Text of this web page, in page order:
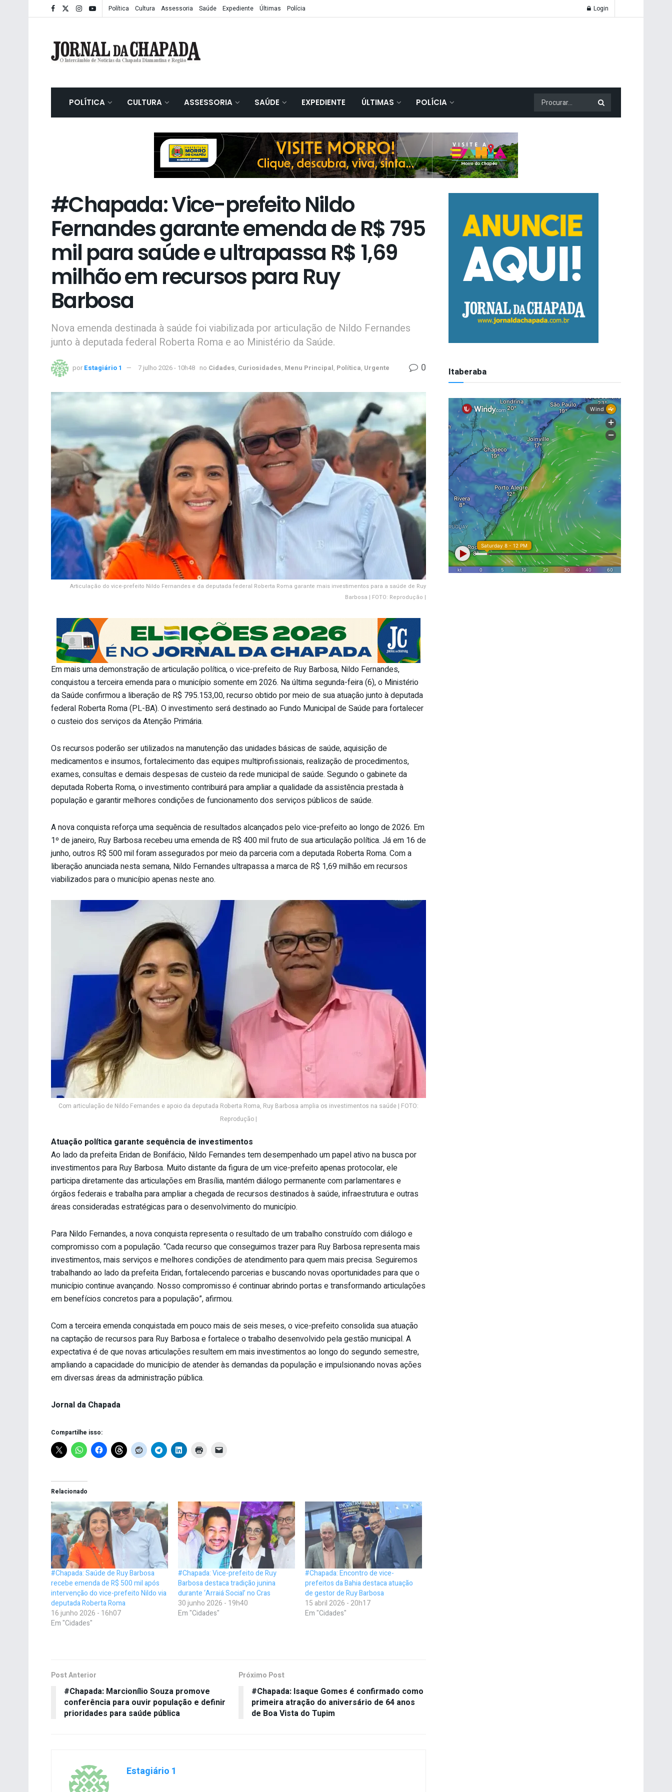
Política Cultura Assessoria Saúde Expediente Últimas Polícia Login
POLÍTICA CULTURA ASSESSORIA SAÚDE EXPEDIENTE ÚLTIMAS POLÍCIA
#Chapada: Vice-prefeito Nildo
Fernandes garante emenda de R$ 795
mil para saúde e ultrapassa R$ 1,69
milhão em recursos para Ruy
Barbosa
Nova emenda destinada à saúde foi viabilizada por articulação de Nildo Fernandes
junto à deputada federal Roberta Roma e ao Ministério da Saúde.
por Estagiário 1 7 julho 2026 - 10h48 no Cidades, Curiosidades, Menu Principal, Política, Urgente 0
Articulação do vice-prefeito Nildo Fernandes e da deputada federal Roberta Roma garante mais investimentos para a saúde de Ruy
Barbosa | FOTO: Reprodução |
Em mais uma demonstração de articulação política, o vice-prefeito de Ruy Barbosa, Nildo Fernandes,
conquistou a terceira emenda para o município somente em 2026. Na última segunda-feira (6), o Ministério
da Saúde confirmou a liberação de R$ 795.153,00, recurso obtido por meio de sua atuação junto à deputada
federal Roberta Roma (PL-BA). O investimento será destinado ao Fundo Municipal de Saúde para fortalecer
o custeio dos serviços da Atenção Primária.
Os recursos poderão ser utilizados na manutenção das unidades básicas de saúde, aquisição de
medicamentos e insumos, fortalecimento das equipes multiprofissionais, realização de procedimentos,
exames, consultas e demais despesas de custeio da rede municipal de saúde. Segundo o gabinete da
deputada Roberta Roma, o investimento contribuirá para ampliar a qualidade da assistência prestada à
população e garantir melhores condições de funcionamento dos serviços públicos de saúde.
A nova conquista reforça uma sequência de resultados alcançados pelo vice-prefeito ao longo de 2026. Em
1º de janeiro, Ruy Barbosa recebeu uma emenda de R$ 400 mil fruto de sua articulação política. Já em 16 de
junho, outros R$ 500 mil foram assegurados por meio da parceria com a deputada Roberta Roma. Com a
liberação anunciada nesta semana, Nildo Fernandes ultrapassa a marca de R$ 1,69 milhão em recursos
viabilizados para o município apenas neste ano.
Com articulação de Nildo Fernandes e apoio da deputada Roberta Roma, Ruy Barbosa amplia os investimentos na saúde | FOTO:
Reprodução |
Atuação política garante sequência de investimentos
Ao lado da prefeita Eridan de Bonifácio, Nildo Fernandes tem desempenhado um papel ativo na busca por
investimentos para Ruy Barbosa. Muito distante da figura de um vice-prefeito apenas protocolar, ele
participa diretamente das articulações em Brasília, mantém diálogo permanente com parlamentares e
órgãos federais e trabalha para ampliar a chegada de recursos destinados à saúde, infraestrutura e outras
áreas consideradas estratégicas para o desenvolvimento do município.
Para Nildo Fernandes, a nova conquista representa o resultado de um trabalho construído com diálogo e
compromisso com a população. “Cada recurso que conseguimos trazer para Ruy Barbosa representa mais
investimentos, mais serviços e melhores condições de atendimento para quem mais precisa. Seguiremos
trabalhando ao lado da prefeita Eridan, fortalecendo parcerias e buscando novas oportunidades para que o
município continue avançando. Nosso compromisso é continuar abrindo portas e transformando articulações
em benefícios concretos para a população”, afirmou.
Com a terceira emenda conquistada em pouco mais de seis meses, o vice-prefeito consolida sua atuação
na captação de recursos para Ruy Barbosa e fortalece o trabalho desenvolvido pela gestão municipal. A
expectativa é de que novas articulações resultem em mais investimentos ao longo do segundo semestre,
ampliando a capacidade do município de atender às demandas da população e impulsionando novas ações
em diversas áreas da administração pública.
Jornal da Chapada
Compartilhe isso:
Relacionado
#Chapada: Saúde de Ruy Barbosa
recebe emenda de R$ 500 mil após
intervenção do vice-prefeito Nildo via
deputada Roberta Roma
16 junho 2026 - 16h07
Em "Cidades"
#Chapada: Vice-prefeito de Ruy
Barbosa destaca tradição junina
durante ‘Arraiá Social’ no Cras
30 junho 2026 - 19h40
Em "Cidades"
#Chapada: Encontro de vice-
prefeitos da Bahia destaca atuação
de gestor de Ruy Barbosa
15 abril 2026 - 20h17
Em "Cidades"
Post Anterior
#Chapada: Marcionílio Souza promove
conferência para ouvir população e definir
prioridades para saúde pública
Próximo Post
#Chapada: Isaque Gomes é confirmado como
primeira atração do aniversário de 64 anos
de Boa Vista do Tupim
Estagiário 1
Itaberaba